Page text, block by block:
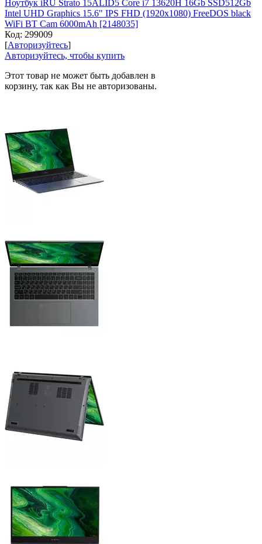
Ноутбук iRU Strato 15ALID5 Core i7 13620H 16Gb SSD512Gb
Intel UHD Graphics 15.6" IPS FHD (1920x1080) FreeDOS black
WiFi BT Cam 6000mAh [2148035]
Код: 299009
[Авторизуйтесь]
Авторизуйтесь, чтобы купить
Этот товар не может быть добавлен в
корзину, так как Вы не авторизованы.